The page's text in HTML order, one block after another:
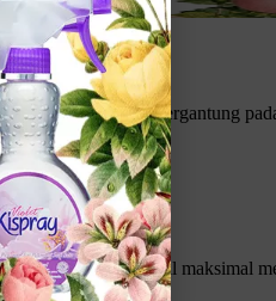
bisa berbeda-beda tergantung
hasil yang optimal.
memberikan hasil maksimal